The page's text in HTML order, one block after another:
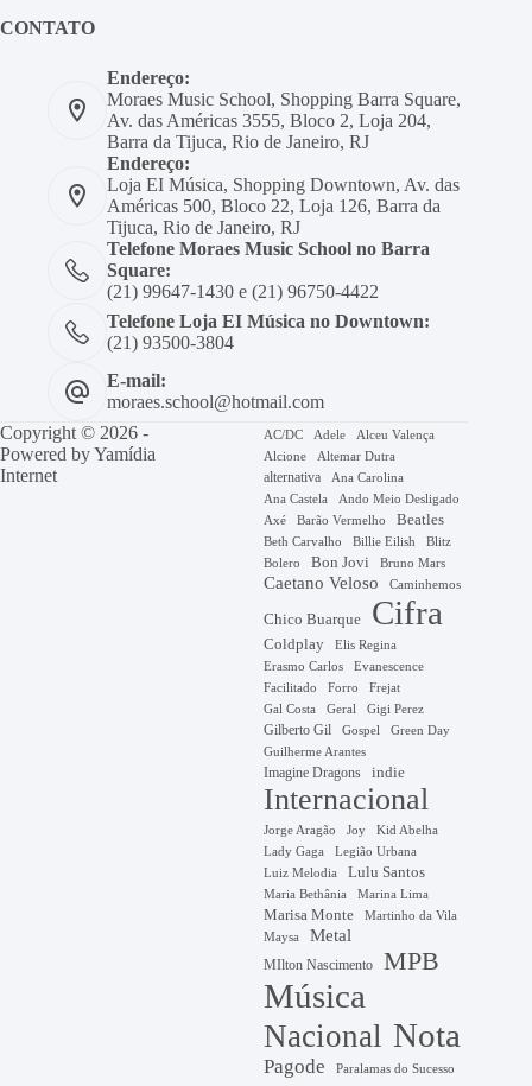
CONTATO
Endereço:
Moraes Music School, Shopping Barra Square,
Av. das Américas 3555, Bloco 2, Loja 204,
Barra da Tijuca, Rio de Janeiro, RJ
Endereço:
Loja EI Música, Shopping Downtown, Av. das
Américas 500, Bloco 22, Loja 126, Barra da
Tijuca, Rio de Janeiro, RJ
Telefone Moraes Music School no Barra
Square:
(21) 99647-1430 e (21) 96750-4422
Telefone Loja EI Música no Downtown:
(21) 93500-3804
E-mail:
moraes.school@hotmail.com
Copyright © 2026 -
Powered byYamídia
Internet
AC/DC Adele
Alceu Valença
Alcione
Altemar Dutra
alternativa
Ana Carolina
Ana Castela
Ando Meio Desligado
Axé Barão Vermelho Beatles
Beth Carvalho Billie Eilish
Blitz
Bolero
Bon Jovi Bruno Mars
Caetano Veloso Caminhemos
Chico Buarque Cifra
Coldplay
Elis Regina
Erasmo Carlos
Evanescence
Facilitado
Forro Frejat
Gal Costa Geral Gigi Perez
Gilberto Gil Gospel Green Day
Guilherme Arantes
Imagine Dragons indie
Internacional
Jorge Aragão Joy Kid Abelha
Lady Gaga
Legião Urbana
Luiz Melodia
Lulu Santos
Maria Bethânia Marina Lima
Marisa Monte
Martinho da Vila
Maysa
Metal
MIlton Nascimento MPB
Música
Nacional Nota
Pagode Paralamas do Sucesso